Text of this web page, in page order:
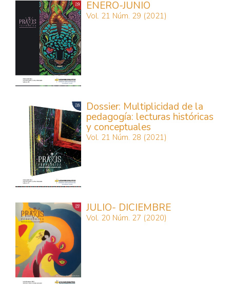
ENERO-JUNIO
Vol. 21 Núm. 29 (2021)
Dossier: Multiplicidad de la
pedagogía: lecturas históricas
y conceptuales
Vol. 21 Núm. 28 (2021)
JULIO- DICIEMBRE
Vol. 20 Núm. 27 (2020)